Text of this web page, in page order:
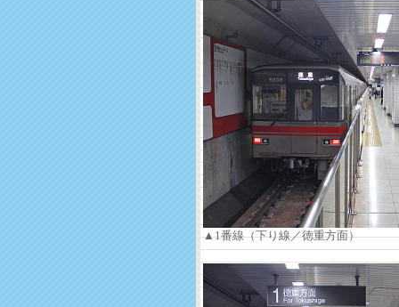
▲1番線（下り線／徳重方面）